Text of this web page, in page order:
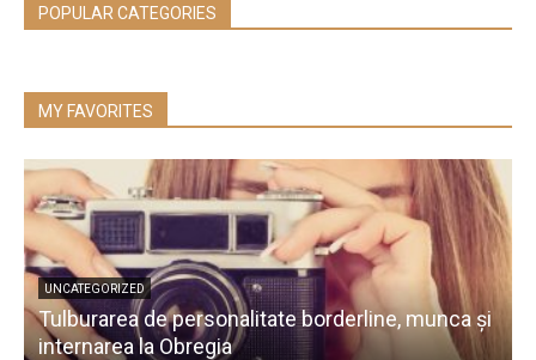
POPULAR CATEGORIES
MY FAVORITES
UNCATEGORIZED
Tulburarea de personalitate borderline, munca și
internarea la Obregia